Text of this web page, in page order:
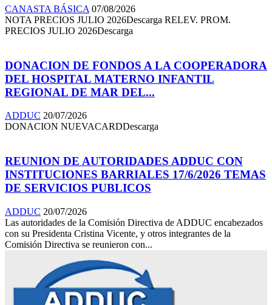
CANASTA BÁSICA 07/08/2026
NOTA PRECIOS JULIO 2026Descarga RELEV. PROM.
PRECIOS JULIO 2026Descarga
DONACION DE FONDOS A LA COOPERADORA
DEL HOSPITAL MATERNO INFANTIL
REGIONAL DE MAR DEL...
ADDUC 20/07/2026
DONACION NUEVACARDDescarga
REUNION DE AUTORIDADES ADDUC CON
INSTITUCIONES BARRIALES 17/6/2026 TEMAS
DE SERVICIOS PUBLICOS
ADDUC 20/07/2026
Las autoridades de la Comisión Directiva de ADDUC encabezados
con su Presidenta Cristina Vicente, y otros integrantes de la
Comisión Directiva se reunieron con...